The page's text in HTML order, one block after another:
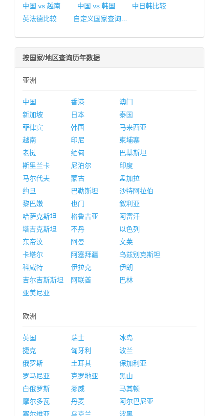
中国 vs 越南
中国 vs 韩国
中日韩比较
英法德比较
自定义国家查询...
按国家/地区查询历年数据
亚洲
中国 香港
澳门
新加坡
日本
泰国
菲律宾
韩国
马来西亚
越南
印尼
柬埔寨
老挝
缅甸
巴基斯坦
斯里兰卡
尼泊尔
印度
马尔代夫
蒙古
孟加拉
约旦
巴勒斯坦
沙特阿拉伯
黎巴嫩
也门
叙利亚
哈萨克斯坦
格鲁吉亚
阿富汗
塔吉克斯坦
不丹
以色列
东帝汶
阿曼
文莱
卡塔尔
阿塞拜疆
乌兹别克斯坦
科威特
伊拉克
伊朗
吉尔吉斯斯坦
阿联酋
巴林
亚美尼亚
欧洲
英国 瑞士
冰岛
捷克
匈牙利
波兰
俄罗斯
土耳其
保加利亚
罗马尼亚
克罗地亚
黑山
白俄罗斯
挪威
马其顿
摩尔多瓦
丹麦
阿尔巴尼亚
塞尔维亚
乌克兰
波黑